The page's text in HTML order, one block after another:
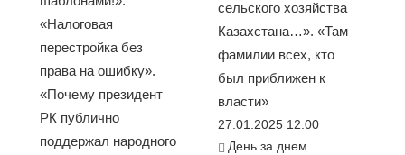
«Налоговая
перестройка без
права на ошибку».
«Почему президент
РК публично
поддержал народного
сельского хозяйства
Казахстана…». «Там
фамилии всех, кто
был приближен к
власти»
27.01.2025 12:00
День за днем